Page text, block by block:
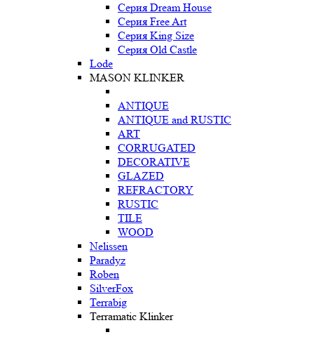
Серия Dream House
Серия Free Art
Серия King Size
Серия Old Castle
Lode
MASON KLINKER
ANTIQUE
ANTIQUE and RUSTIC
ART
CORRUGATED
DECORATIVE
GLAZED
REFRACTORY
RUSTIC
TILE
WOOD
Nelissen
Paradyz
Roben
SilverFox
Terrabig
Terramatic Klinker